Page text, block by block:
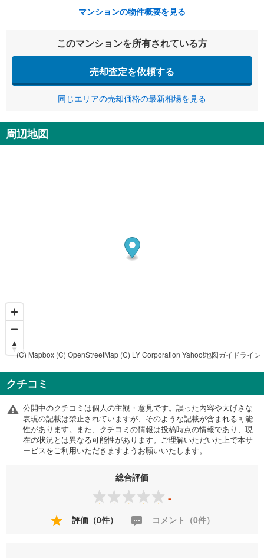
マンションの物件概要を見る
このマンションを所有されている方
売却査定を依頼する
同じエリアの売却価格の最新相場を見る
周辺地図
(C) Mapbox (C) OpenStreetMap (C) LY Corporation Yahoo!地図ガイドライン
クチコミ
公開中のクチコミは個人の主観・意見です。誤った内容や大げさな
表現の記載は禁止されていますが、そのような記載が含まれる可能
性があります。また、クチコミの情報は投稿時点の情報であり、現
在の状況とは異なる可能性があります。ご理解いただいた上で本サ
ービスをご利用いただきますようお願いいたします。
総合評価
-
評価（0件） コメント（0件）